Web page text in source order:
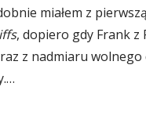
miałem z
, dopiero gdy Frank
z nadmiaru wolnego